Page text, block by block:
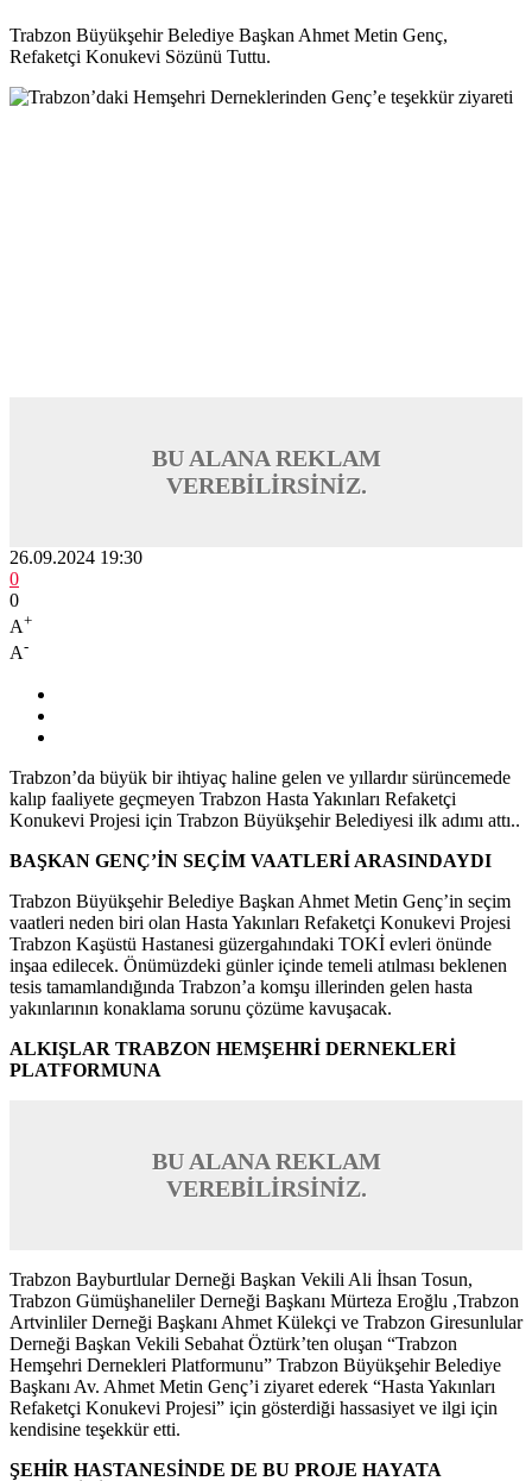
Trabzon Büyükşehir Belediye Başkan Ahmet Metin Genç,
Refaketçi Konukevi Sözünü Tuttu.
BU ALANA REKLAM
VEREBİLİRSİNİZ.
26.09.2024 19:30
0
0
A+
A-
Trabzon’da büyük bir ihtiyaç haline gelen ve yıllardır sürüncemede
kalıp faaliyete geçmeyen Trabzon Hasta Yakınları Refaketçi
Konukevi Projesi için Trabzon Büyükşehir Belediyesi ilk adımı attı..
BAŞKAN GENÇ’İN SEÇİM VAATLERİ ARASINDAYDI
Trabzon Büyükşehir Belediye Başkan Ahmet Metin Genç’in seçim
vaatleri neden biri olan Hasta Yakınları Refaketçi Konukevi Projesi
Trabzon Kaşüstü Hastanesi güzergahındaki TOKİ evleri önünde
inşaa edilecek. Önümüzdeki günler içinde temeli atılması beklenen
tesis tamamlandığında Trabzon’a komşu illerinden gelen hasta
yakınlarının konaklama sorunu çözüme kavuşacak.
ALKIŞLAR TRABZON HEMŞEHRİ DERNEKLERİ
PLATFORMUNA
BU ALANA REKLAM
VEREBİLİRSİNİZ.
Trabzon Bayburtlular Derneği Başkan Vekili Ali İhsan Tosun,
Trabzon Gümüşhaneliler Derneği Başkanı Mürteza Eroğlu ,Trabzon
Artvinliler Derneği Başkanı Ahmet Külekçi ve Trabzon Giresunlular
Derneği Başkan Vekili Sebahat Öztürk’ten oluşan “Trabzon
Hemşehri Dernekleri Platformunu” Trabzon Büyükşehir Belediye
Başkanı Av. Ahmet Metin Genç’i ziyaret ederek “Hasta Yakınları
Refaketçi Konukevi Projesi” için gösterdiği hassasiyet ve ilgi için
kendisine teşekkür etti.
ŞEHİR HASTANESİNDE DE BU PROJE HAYATA